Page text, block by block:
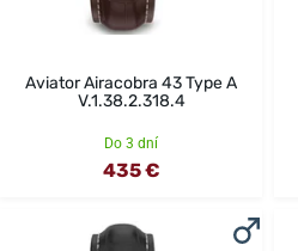
Aviator Airacobra 43 Type A
V.1.38.2.318.4
Do 3 dní
435 €